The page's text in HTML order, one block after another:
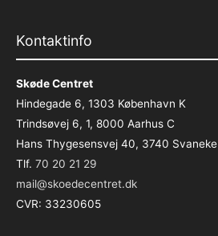
Kontaktinfo
Skøde Centret
Hindegade 6, 1303 København K
Trindsøvej 6, 1, 8000 Aarhus C
Hans Thygesensvej 40, 3740 Svaneke
Tlf. 70 20 21 29
mail@skoedecentret.dk
CVR: 33230605